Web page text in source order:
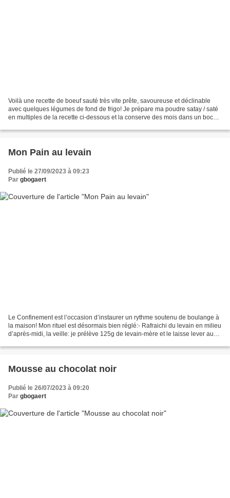
Voilà une recette de boeuf sauté très vite prête, savoureuse et déclinable
avec quelques légumes de fond de frigo! Je prépare ma poudre satay / saté
en multiples de la recette ci-dessous et la conserve des mois dans un bocal
Mon Pain au levain
Publié le 27/09/2023 à 09:23
Par gbogaert
Le Confinement est l’occasion d’instaurer un rythme soutenu de boulange à
la maison! Mon rituel est désormais bien réglé:- Rafraichi du levain en milieu
d’après-midi, la veille: je prélève 125g de levain-mère et le laisse lever au
Mousse au chocolat noir
Publié le 26/07/2023 à 09:20
Par gbogaert